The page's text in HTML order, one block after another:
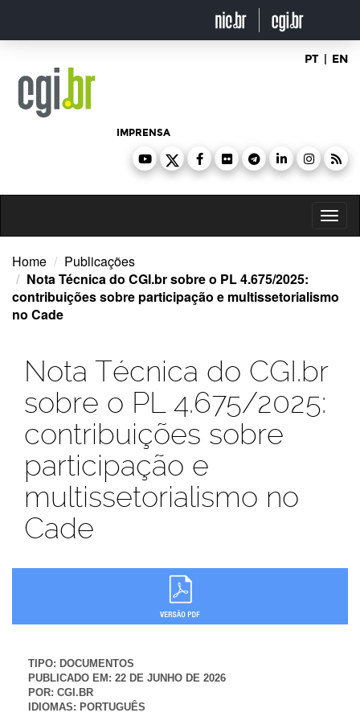
o
PT | EN
IMPRENSA
Home
Publicações
Nota Técnica do CGI.br sobre o PL 4.675/2025:
contribuições sobre participação e multissetorialismo
no Cade
Nota Técnica do CGI.br
sobre o PL 4.675/2025:
contribuições sobre
participação e
multissetorialismo no
Cade
TIPO: DOCUMENTOS
PUBLICADO EM: 22 DE JUNHO DE 2026
POR: CGI.BR
IDIOMAS: PORTUGUÊS